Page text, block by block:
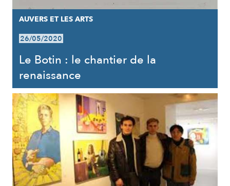
AUVERS ET LES ARTS
26/05/2020
Le Botin : le chantier de la
renaissance